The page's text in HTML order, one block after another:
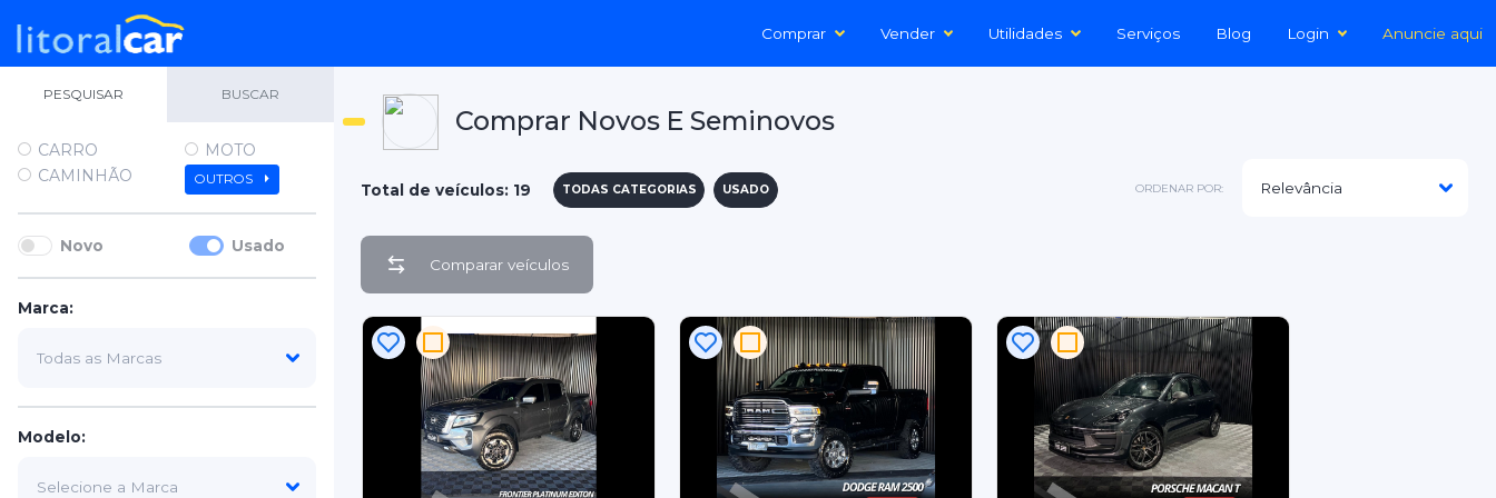
Comprar Vender Utilidades Serviços Blog Login Anuncie aqui
PESQUISAR BUSCAR
CARRO
MOTO
CAMINHÃO
OUTROS
Novo Usado
Marca:
Modelo:
Comprar Novos E Seminovos
Total de veículos: 19 TODAS CATEGORIAS USADO ORDENAR POR:
Comparar veículos